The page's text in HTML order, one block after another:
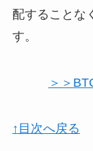
配することな
す。
＞＞
↑目次へ戻る